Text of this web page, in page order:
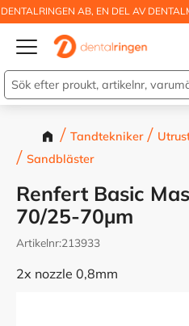
DENTALRINGEN AB, EN DEL AV
Tandtekniker
Sandbläster
Renfert Basic
70/25-70µm
Artikelnr 213933
2x nozzle 0,8mm